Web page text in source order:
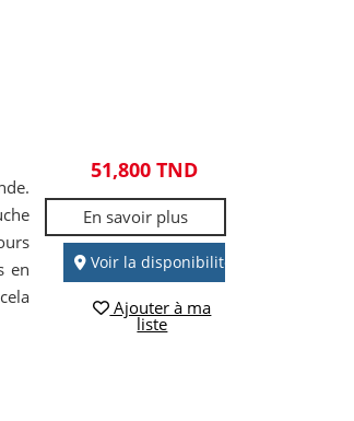
en
51,800 TND
En savoir plus
Voir la disponibilité
Ajouter à ma
liste